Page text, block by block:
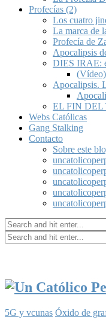
Profecías (2)
Los cuatro
La marca de
Profecía de
Apocalipsis
DIES IRAE:
Apocalipsis.
EL FIN DEL
Webs Católicas
Gang Stalking
Contacto
Sobre este
5G y vcunas Óxido de